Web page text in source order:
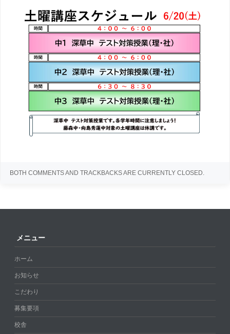
BOTH COMMENTS AND TRACKBACKS ARE CURRENTLY CLOSED.
メニュー
ホーム
お知らせ
こだわり
募集要項
校舎